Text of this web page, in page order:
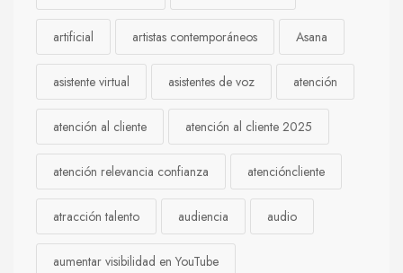
artificial artistas contemporáneos Asana
asistente virtual asistentes de voz atención
atención al cliente atención al cliente 2025
atención relevancia confianza atencióncliente
atracción talento audiencia audio
aumentar visibilidad en YouTube